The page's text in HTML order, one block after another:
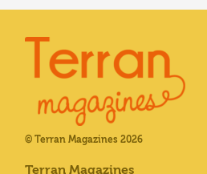
© Terran Magazines 2026
Terran Magazines